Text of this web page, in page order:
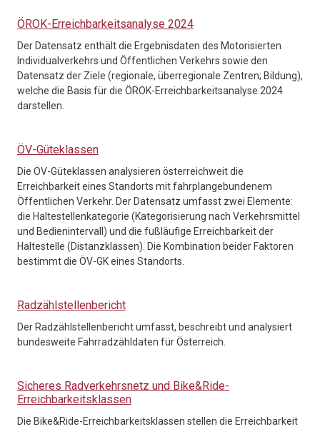
ÖROK-Erreichbarkeitsanalyse 2024
Der Datensatz enthält die Ergebnisdaten des Motorisierten
Individualverkehrs und Öffentlichen Verkehrs sowie den
Datensatz der Ziele (regionale, überregionale Zentren; Bildung),
welche die Basis für die ÖROK-Erreichbarkeitsanalyse 2024
darstellen.
ÖV-Güteklassen
Die ÖV-Güteklassen analysieren österreichweit die
Erreichbarkeit eines Standorts mit fahrplangebundenem
Öffentlichen Verkehr. Der Datensatz umfasst zwei Elemente:
die Haltestellenkategorie (Kategorisierung nach Verkehrsmittel
und Bedienintervall) und die fußläufige Erreichbarkeit der
Haltestelle (Distanzklassen). Die Kombination beider Faktoren
bestimmt die ÖV-GK eines Standorts.
Radzählstellenbericht
Der Radzählstellenbericht umfasst, beschreibt und analysiert
bundesweite Fahrradzähldaten für Österreich.
Sicheres Radverkehrsnetz und Bike&Ride-
Erreichbarkeitsklassen
Die Bike&Ride-Erreichbarkeitsklassen stellen die Erreichbarkeit